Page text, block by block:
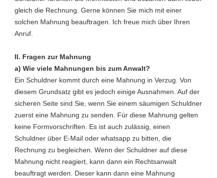
gleich die Rechnung. Gerne können Sie mich mit einer
solchen Mahnung beauftragen. Ich freue mich über Ihren
Anruf.
II. Fragen zur Mahnung
a) Wie viele Mahnungen bis zum Anwalt?
Ein Schuldner kommt durch eine Mahnung in Verzug. Von
diesem Grundsatz gibt es jedoch einige Ausnahmen. Auf der
sicheren Seite sind Sie, wenn Sie einem säumigen Schuldner
zuerst eine Mahnung zu senden. Für diese Mahnung gelten
keine Formvorschriften. Es ist auch zulässig, einen
Schuldner über E-Mail oder whatsapp zu bitten, die
Rechnung zu begleichen. Wenn der Schuldner auf diese
Mahnung nicht reagiert, kann dann ein Rechtsanwalt
beauftragt werden. Dieser kann dann eine Mahnung